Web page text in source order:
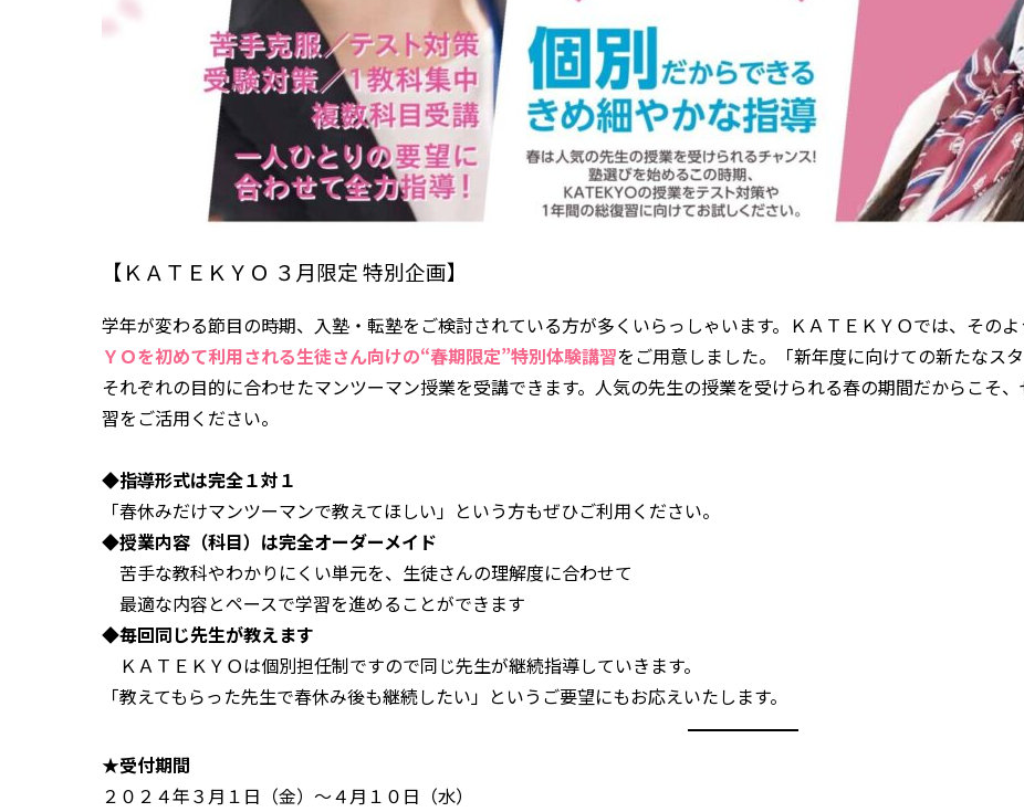
【ＫＡＴＥＫＹＯ ３月限定 特別企画】
学年が変わる節目の時期、入塾・転塾をご検討されている方が多くいらっしゃいます。ＫＡＴＥＫＹＯでは、その
ＹＯを初めて利用される生徒さん向けの“春期限定”特別体験講習をご用意しました。「新年度に向けての新たなス
それぞれの目的に合わせたマンツーマン授業を受講できます。人気の先生の授業を受けられる春の期間だからこそ
習をご活用ください。
◆指導形式は完全１対１
「春休みだけマンツーマンで教えてほしい」という方もぜひご利用ください。
◆授業内容（科目）は完全オーダーメイド
苦手な教科やわかりにくい単元を、生徒さんの理解度に合わせて
最適な内容とペースで学習を進めることができます
◆毎回同じ先生が教えます
ＫＡＴＥＫＹＯは個別担任制ですので同じ先生が継続指導していきます。
「教えてもらった先生で春休み後も継続したい」というご要望にもお応えいたします。
★受付期間
２０２４年３月１日（金）～４月１０日（水）